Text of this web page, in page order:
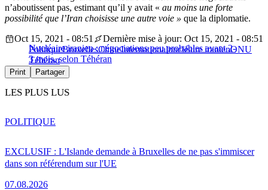
n’aboutissent pas, estimant qu’il y avait « au moins une forte
possibilité que l’Iran choisisse une autre voie » que la diplomatie.
Nucléaire iranien : négociations peu probables avant 2-
3 mois, selon Téhéran
Oct 15, 2021 - 08:51
Dernière mise à jour: Oct 15, 2021 - 08:51
PolitiqueBruxellesChineInternationalnucléaire iranienONU
Téhéran
Print Partager
LES PLUS LUS
EXCLUSIF : L'Islande demande à Bruxelles de ne pas s'immiscer
dans son référendum sur l'UE
07.08.2026
POLITIQUE